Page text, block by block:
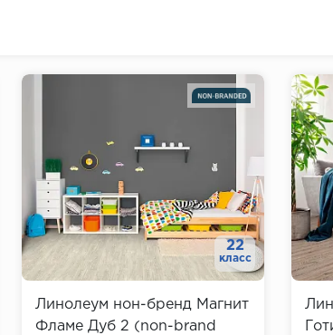
22
класс
Линолеум нон-бренд Магнит
Фламе Дуб 2 (non-brand